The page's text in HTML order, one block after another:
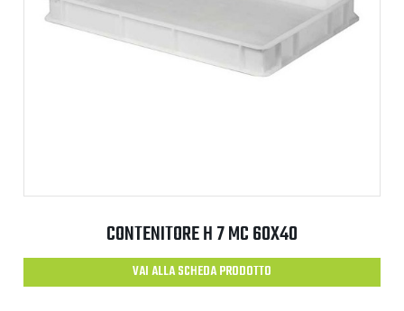
CONTENITORE H 7 MC 60X40
VAI ALLA SCHEDA PRODOTTO